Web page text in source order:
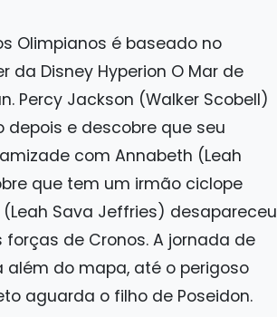
Olimpianos é baseado no
Disney Hyperion O Mar de
Percy Jackson (Walker Scobell)
e descobre que seu
com Annabeth (Leah
que tem um irmão ciclope
Sava Jeffries) desapareceu
de Cronos. A jornada de
além do mapa, até o perigoso
aguarda o filho de Poseidon.